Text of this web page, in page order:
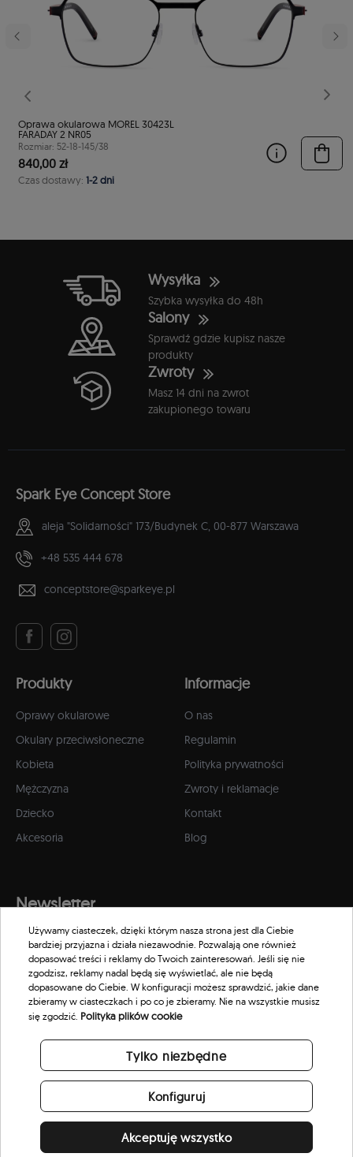
Poprzedni
Oprawa okularowa MOREL 30423L
FARADAY 2 NR05
Rozmiar: 52-18-145/38
840,00 zł
Czas dostawy: 1-2 dni
Wysyłka
Szybka wysyłka do 48h
Salony
Sprawdź gdzie kupisz nasze
produkty
Zwroty
Masz 14 dni na zwrot
zakupionego towaru
Spark Eye Concept Store
aleja "Solidarności" 173/Budynek C, 00-877 Warszawa
+48 535 444 678
conceptstore@sparkeye.pl
Produkty
Oprawy okularowe
Okulary przeciwsłoneczne
Kobieta
Mężczyzna
Dziecko
Akcesoria
Informacje
O nas
Regulamin
Polityka prywatności
Zwroty i reklamacje
Kontakt
Blog
Newsletter
Zapisz się do naszego newslettera, aby otrzymywać informacje o
promocjach i nowościach w naszym sklepie.
© 2026 Scorpion Eyewear. All rights reserved
Używamy ciasteczek, dzięki którym nasza strona jest dla Ciebie
bardziej przyjazna i działa niezawodnie. Pozwalają one również
dopasować treści i reklamy do Twoich zainteresowań. Jeśli się nie
zgodzisz, reklamy nadal będą się wyświetlać, ale nie będą
dopasowane do Ciebie. W konfiguracji możesz sprawdzić, jakie dane
zbieramy w ciasteczkach i po co je zbieramy. Nie na wszystkie musisz
się zgodzić. Polityka plików cookie
Tylko niezbędne
Konfiguruj
Akceptuję wszystko